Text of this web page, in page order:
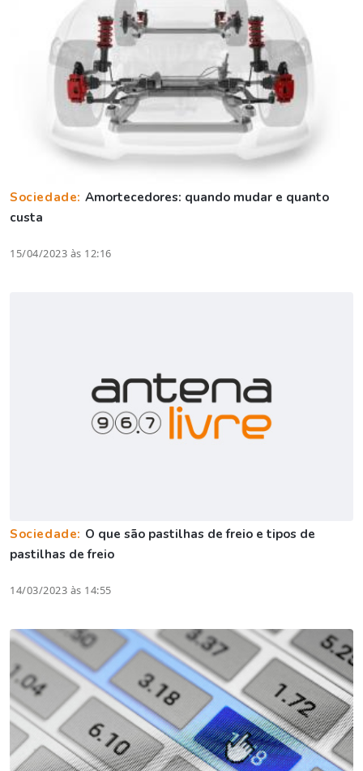
Sociedade: Amortecedores: quando mudar e quanto
custa
15/04/2023 às 12:16
Sociedade: O que são pastilhas de freio e tipos de
pastilhas de freio
14/03/2023 às 14:55